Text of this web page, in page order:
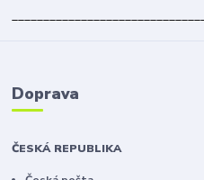
Doprava
ČESKÁ REPUBLIKA